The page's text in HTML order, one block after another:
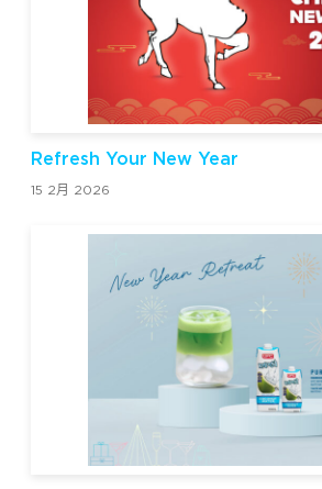
Refresh Your New Year
15 2月 2026